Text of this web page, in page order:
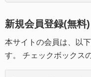
新規会員登録(無料)
本サイトの会員は、以
す。 チェックボックス